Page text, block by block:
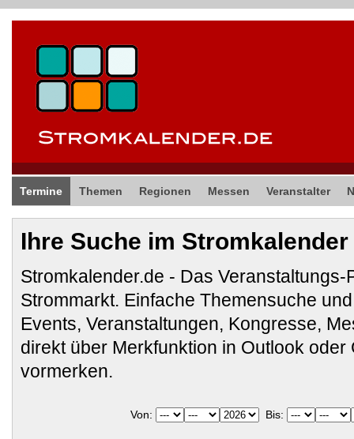
Termine Themen Regionen Messen Veranstalter
Ihre Suche im Stromkalender
Stromkalender.de - Das Veranstaltungs-
Strommarkt. Einfache Themensuche
Events, Veranstaltungen, Kongresse,
direkt über Merkfunktion in Outlook oder
vormerken.
Von: Bis: